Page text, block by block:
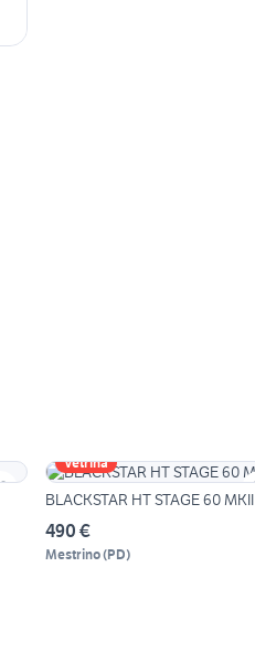
Vetrina
BLACKSTAR HT STAGE 60 MKII
490 €
Mestrino(PD)